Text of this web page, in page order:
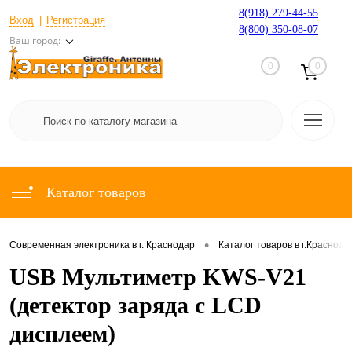
Вход Регистрация
Ваш город:
8(918) 279-44-55
8(800) 350-08-07
0 0
Каталог товаров
Современная электроника в г. Краснодар • Каталог товаров в
USB Мультиметр KWS-V21
(детектор заряда с LCD
дисплеем)